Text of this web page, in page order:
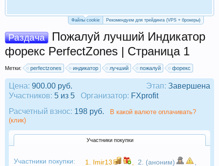
Файлы cookie Рекомендуем для трейдинга (VPS + брокеры)
Раздача
Пожалуй лучший Индикатор
форекс PerfectZones | Страница 1
Метки: perfectzones индикатор лучший пожалуй форекс
Этап: Завершена
Цена: 900.00 руб.
Участников: 5 из 5 Организатор: FXprofit
Расчетный взнос: 198 руб.
В какой валюте оплачивать?
(клик)
Участники покупки
Участники покупки: 1. Imir13 2. (аноним)